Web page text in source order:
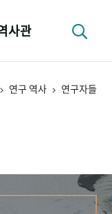
사관
연구 역사 연구자들